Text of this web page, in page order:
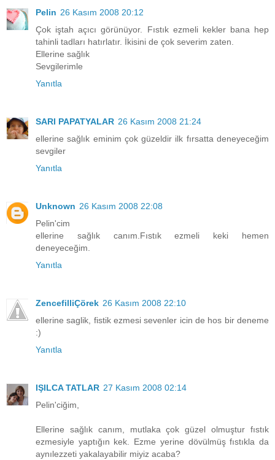
Pelin 26 Kasım 2008 20:12
Çok iştah açıcı görünüyor. Fıstık ezmeli kekler bana hep
tahinli tadları hatırlatır. İkisini de çok severim zaten.
Ellerine sağlık
Sevgilerimle
Yanıtla
SARI PAPATYALAR 26 Kasım 2008 21:24
ellerine sağlık eminim çok güzeldir ilk fırsatta deneyeceğim
sevgiler
Yanıtla
Unknown 26 Kasım 2008 22:08
Pelin'cim
ellerine sağlık canım.Fıstık ezmeli keki hemen
deneyeceğim.
Yanıtla
ZencefilliÇörek 26 Kasım 2008 22:10
ellerine saglik, fistik ezmesi sevenler icin de hos bir deneme
:)
Yanıtla
IŞILCA TATLAR 27 Kasım 2008 02:14
Pelin'ciğim,
Ellerine sağlık canım, mutlaka çok güzel olmuştur fıstık
ezmesiyle yaptığın kek. Ezme yerine dövülmüş fıstıkla da
aynılezzeti yakalayabilir miyiz acaba?